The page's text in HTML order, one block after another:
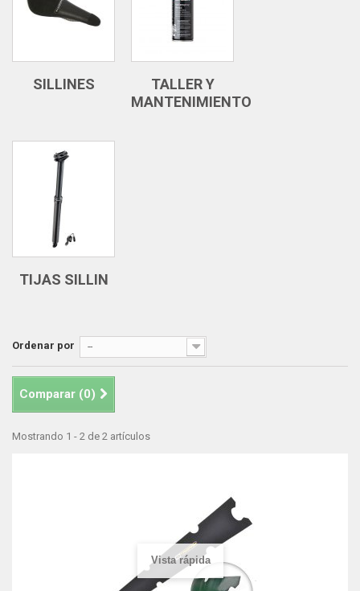
SILLINES
TALLER Y
MANTENIMIENTO
TIJAS SILLIN
Ordenar por --
Comparar (0)
Mostrando 1 - 2 de 2 artículos
Vista rápida